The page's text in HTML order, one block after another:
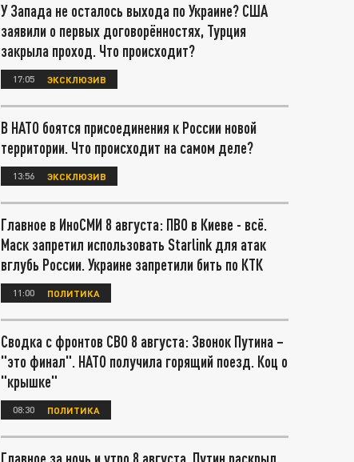
У Запада не осталось выхода по Украине? США
заявили о первых договорённостях, Турция
закрыла проход. Что происходит?
17:05 ЭКСКЛЮЗИВ
В НАТО боятся присоединения к России новой
территории. Что происходит на самом деле?
13:56 ЭКСКЛЮЗИВ
Главное в ИноСМИ 8 августа: ПВО в Киеве - всё.
Маск запретил использовать Starlink для атак
вглубь России. Украине запретили бить по КТК
11:00 ПОЛИТИКА
Сводка с фронтов СВО 8 августа: Звонок Путина –
"это финал". НАТО получила горящий поезд. Коц о
"крышке"
08:30 ПОЛИТИКА